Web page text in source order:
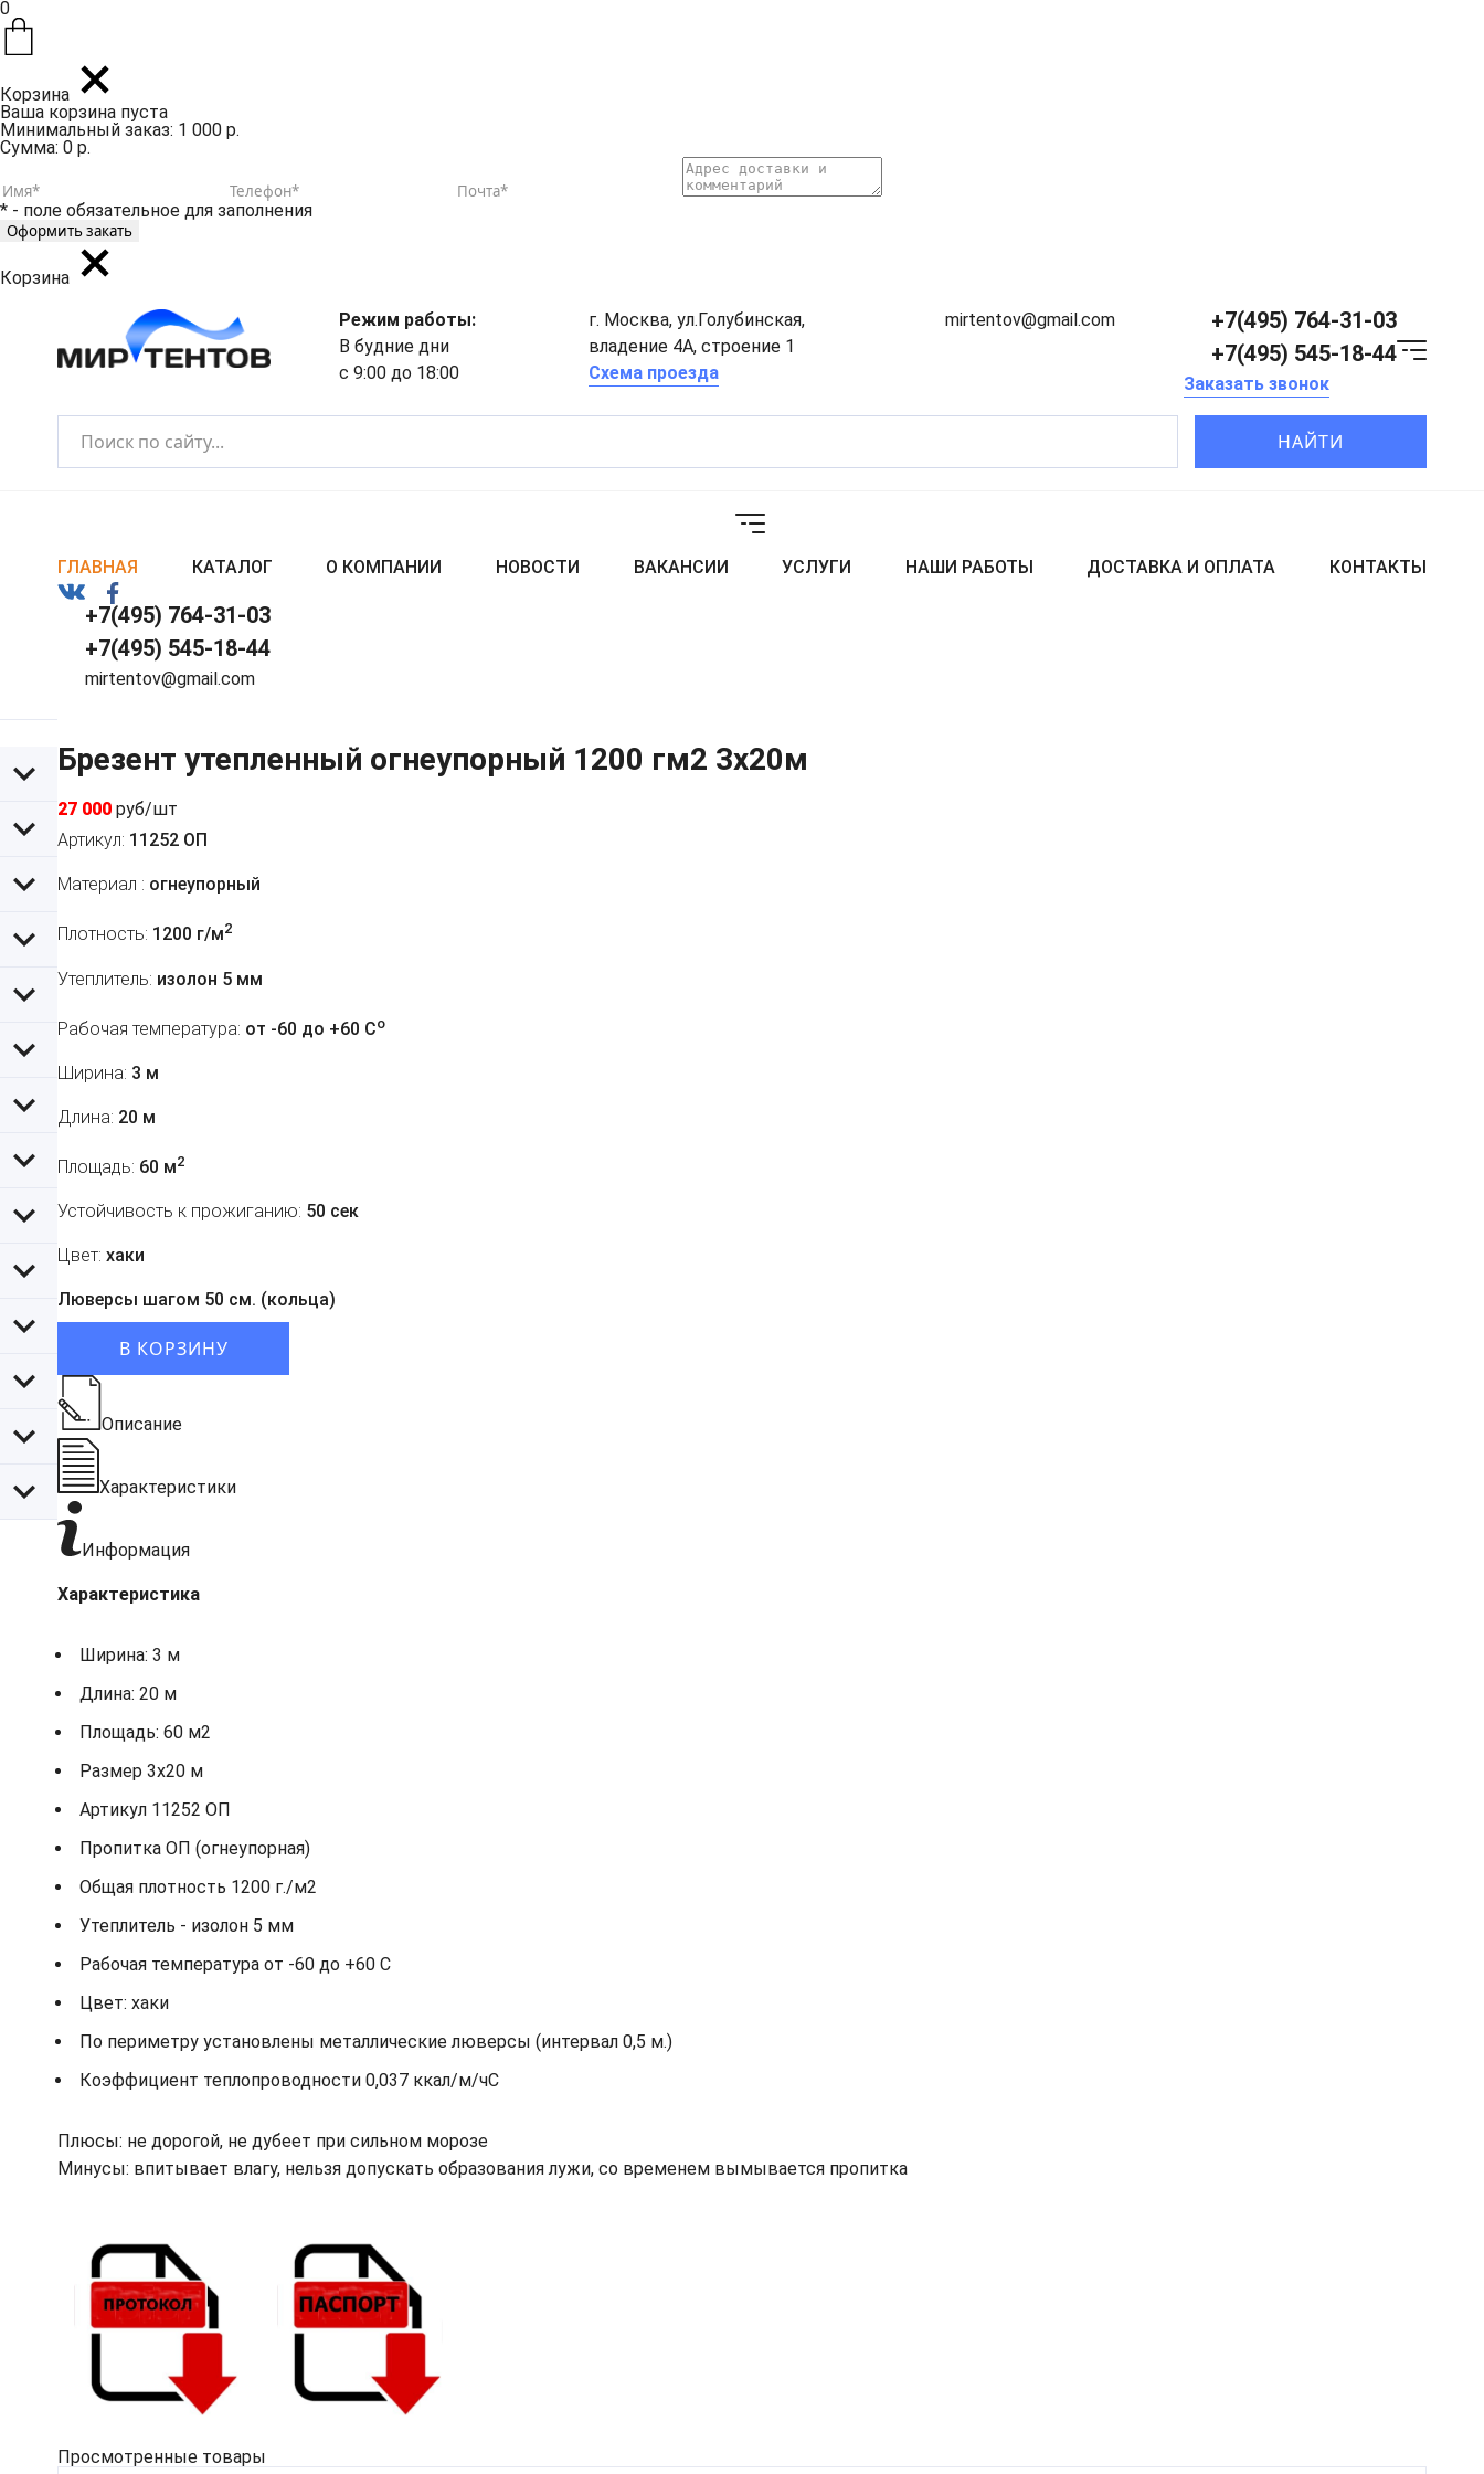
0
Корзина
Ваша корзина пуста
Минимальный заказ: 1 000 р.
Сумма: 0 р.
* - поле обязательное для заполнения
Корзина
Режим работы:
В будние дни
с 9:00 до 18:00
г. Москва, ул.Голубинская,
владение 4А, строение 1
Схема проезда
mirtentov@gmail.com
+7(495) 764-31-03
+7(495) 545-18-44
Заказать звонок
НАЙТИ
ГЛАВНАЯ КАТАЛОГ О КОМПАНИИ НОВОСТИ ВАКАНСИИ УСЛУГИ НАШИ РАБОТЫ ДОСТАВКА И ОПЛАТА КОНТАКТЫ
+7(495) 764-31-03
+7(495) 545-18-44
mirtentov@gmail.com
Брезент утепленный огнеупорный 1200 гм2 3х20м
27 000 руб/шт
Артикул: 11252 ОП
Материал : огнеупорный
Плотность: 1200 г/м2
Утеплитель: изолон 5 мм
Рабочая температура: от -60 до +60 Co
Ширина: 3 м
Длина: 20 м
Площадь: 60 м2
Устойчивость к прожиганию: 50 сек
Цвет: хаки
Люверсы шагом 50 см. (кольца)
В КОРЗИНУ
Описание
Характеристики
Информация
Характеристика
Ширина: 3 м
Длина: 20 м
Площадь: 60 м2
Размер 3х20 м
Артикул 11252 ОП
Пропитка ОП (огнеупорная)
Общая плотность 1200 г./м2
Утеплитель - изолон 5 мм
Рабочая температура от -60 до +60 С
Цвет: хаки
По периметру установлены металлические люверсы (интервал 0,5 м.)
Коэффициент теплопроводности 0,037 ккал/м/чС
Плюсы: не дорогой, не дубеет при сильном морозе
Минусы: впитывает влагу, нельзя допускать образования лужи, со временем вымывается пропитка
Просмотренные товары